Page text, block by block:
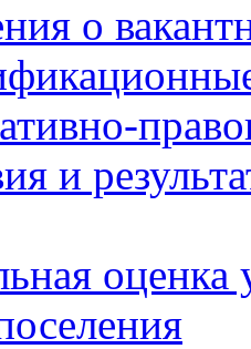
о
и
оценка